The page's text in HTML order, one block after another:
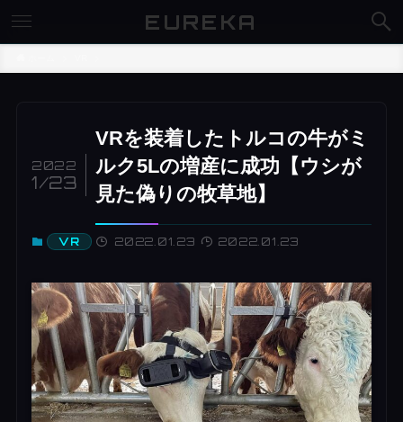
EUREKA
VRを装着したトルコの牛がミ
ルク5Lの増産に成功【ウシが
見た偽りの牧草地】
2022
1/23
VR 2022.01.23 2022.01.23